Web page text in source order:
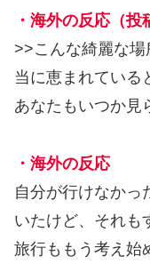
・海外の反応（投
>>こんな綺麗な
当に恵まれている
あなたもいつか見
・海外の反応
自分が行けなかっ
いたけど、それも
旅行ももう考え始